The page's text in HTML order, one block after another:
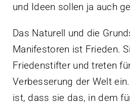
und Ideen sollen ja auch
Das Naturell und die
Manifestoren ist Frieden.
Friedenstifter und treten
Verbesserung der Welt
ist, dass sie das, in dem